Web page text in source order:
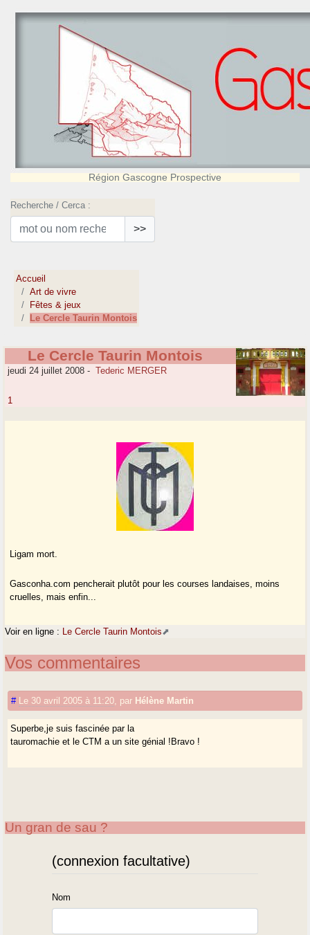
Région Gascogne Prospective
Recherche / Cerca :
>>
Accueil
Art de vivre
Fêtes & jeux
Le Cercle Taurin Montois
Le Cercle Taurin Montois
jeudi 24 juillet 2008 - Tederic MERGER
1
Ligam mort.
Gasconha.com pencherait plutôt pour les courses landaises, moins
cruelles, mais enfin...
Voir en ligne : Le Cercle Taurin Montois
Vos commentaires
# Le 30 avril 2005 à 11:20 par Hélène Martin
Superbe,je suis fascinée par la
tauromachie et le CTM a un site génial !Bravo !
Un gran de sau ?
(connexion facultative)
Nom